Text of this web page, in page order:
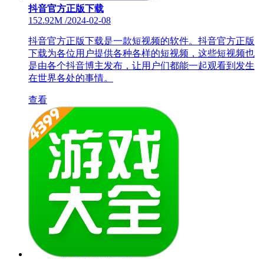
抖音官方正版下载
152.92M /2024-02-08
抖音官方正版下载是一款短视频的软件。抖音官方正版
下载为各位用户提供各种各样的短视频，这些短视频也
是由各个抖音博主发布，让用户们都能一起观看到发生
在世界各处的事情。
查看